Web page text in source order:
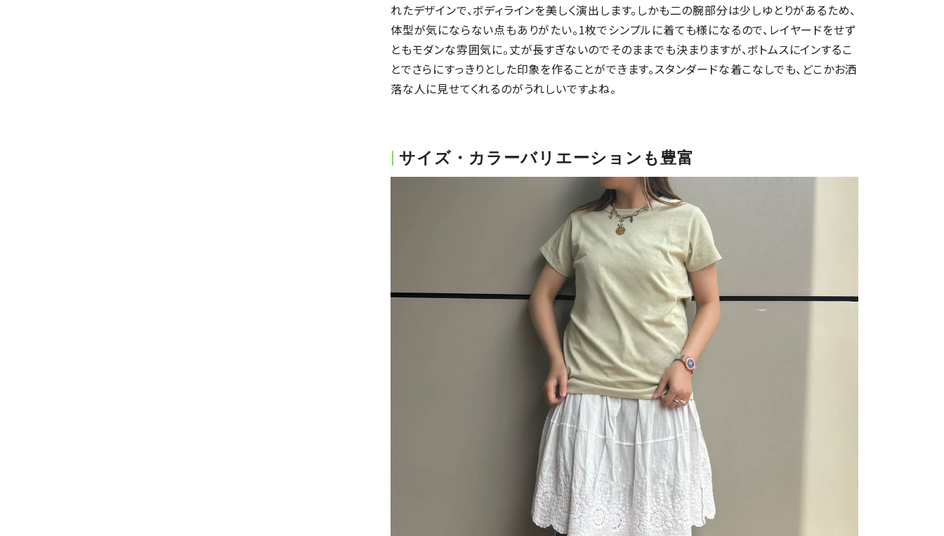
れたデザインで、ボディラインを美しく演出します。しかも二の腕部分は少しゆとりがあるため、
体型が気にならない点もありがたい。1枚でシンプルに着ても様になるので、レイヤードをせず
ともモダンな雰囲気に。丈が長すぎないのでそのままでも決まりますが、ボトムスにインするこ
とでさらにすっきりとした印象を作ることができます。スタンダードな着こなしでも、どこかお洒
落な人に見せてくれるのがうれしいですよね。
サイズ・カラーバリエーションも豊富